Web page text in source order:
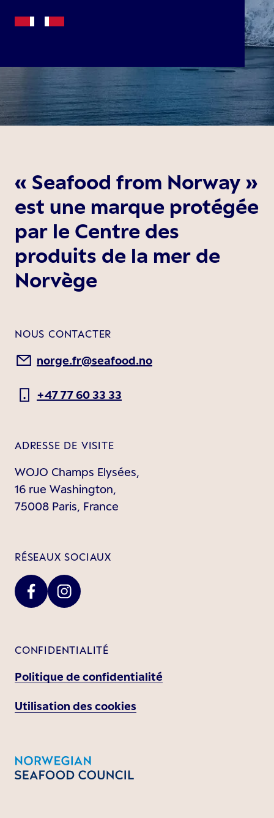
« Seafood from Norway »
est une marque protégée
par le Centre des
produits de la mer de
Norvège
NOUS CONTACTER
norge.fr@seafood.no
+47 77 60 33 33
ADRESSE DE VISITE
WOJO Champs Elysées,
16 rue Washington,
75008 Paris, France
RÉSEAUX SOCIAUX
CONFIDENTIALITÉ
Politique de confidentialité
Utilisation des cookies